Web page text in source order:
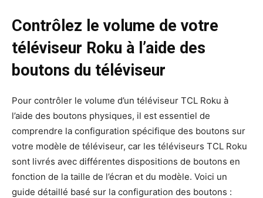
Contrôlez le volume de votre
téléviseur Roku à l’aide des
boutons du téléviseur
Pour contrôler le volume d’un téléviseur TCL Roku à
l’aide des boutons physiques, il est essentiel de
comprendre la configuration spécifique des boutons sur
votre modèle de téléviseur, car les téléviseurs TCL Roku
sont livrés avec différentes dispositions de boutons en
fonction de la taille de l’écran et du modèle. Voici un
guide détaillé basé sur la configuration des boutons :